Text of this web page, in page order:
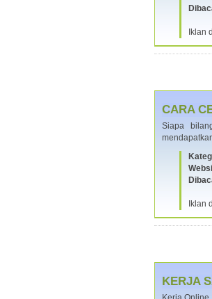
Iklan
CARA
Siapa
Iklan
KERJA